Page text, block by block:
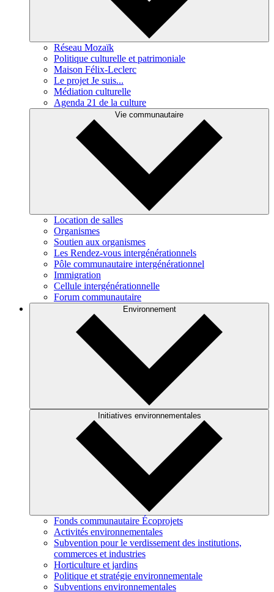
Réseau Mozaïk
Politique culturelle et patrimoniale
Maison Félix-Leclerc
Le projet Je suis...
Médiation culturelle
Agenda 21 de la culture
Vie communautaire
Location de salles
Organismes
Soutien aux organismes
Les Rendez-vous intergénérationnels
Pôle communautaire intergénérationnel
Immigration
Cellule intergénérationnelle
Forum communautaire
Environnement
Initiatives environnementales
Fonds communautaire Écoprojets
Activités environnementales
Subvention pour le verdissement des institutions,
commerces et industries
Horticulture et jardins
Politique et stratégie environnementale
Subventions environnementales